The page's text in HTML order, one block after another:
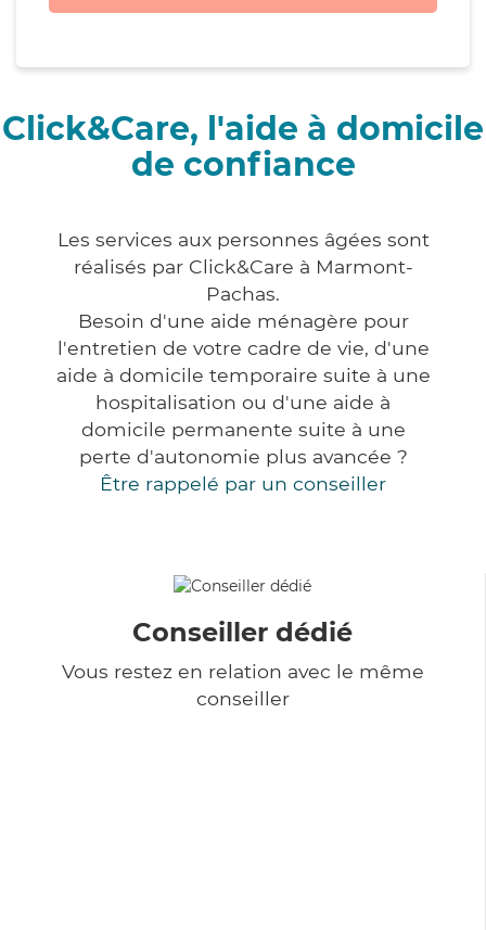
Click&Care, l'aide à domicile
de confiance
Les services aux personnes âgées sont
réalisés par Click&Care à Marmont-
Pachas.
Besoin d'une aide ménagère pour
l'entretien de votre cadre de vie, d'une
aide à domicile temporaire suite à une
hospitalisation ou d'une aide à
domicile permanente suite à une
perte d'autonomie plus avancée ?
Être rappelé par un conseiller
Conseiller dédié
Vous restez en relation avec le même
conseiller